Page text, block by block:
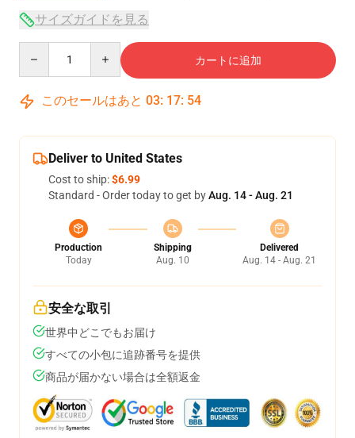
サイズガイドを見る
カートに追加
このセールはあと 03: 17: 53
Deliver to United States
Cost to ship:$6.99
Standard - Order today to get byAug. 14 - Aug. 21
Production
Today
Shipping
Aug. 10
Delivered
Aug. 14 - Aug. 21
安全な取引
世界中どこでもお届け
すべての小包に追跡番号を提供
商品が届かない場合は全額返金